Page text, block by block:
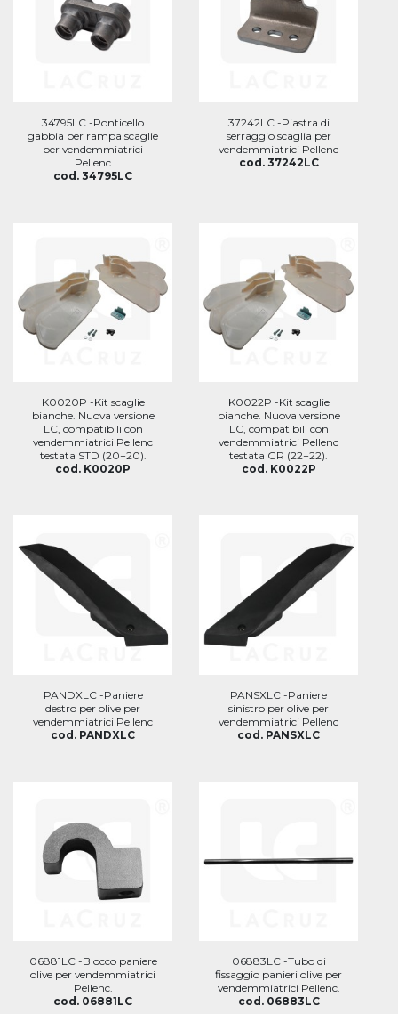
34795LC -Ponticello
gabbia per rampa scaglie
per vendemmiatrici
Pellenc
cod. 34795LC
37242LC -Piastra di
serraggio scaglia per
vendemmiatrici Pellenc
cod. 37242LC
K0020P -Kit scaglie
bianche. Nuova versione
LC, compatibili con
vendemmiatrici Pellenc
testata STD (20+20).
cod. K0020P
K0022P -Kit scaglie
bianche. Nuova versione
LC, compatibili con
vendemmiatrici Pellenc
testata GR (22+22).
cod. K0022P
PANDXLC -Paniere
destro per olive per
vendemmiatrici Pellenc
cod. PANDXLC
PANSXLC -Paniere
sinistro per olive per
vendemmiatrici Pellenc
cod. PANSXLC
06881LC -Blocco paniere
olive per vendemmiatrici
Pellenc.
cod. 06881LC
06883LC -Tubo di
fissaggio panieri olive per
vendemmiatrici Pellenc.
cod. 06883LC